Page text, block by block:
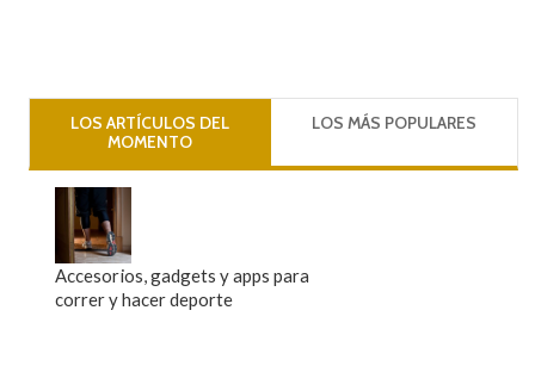
LOS ARTÍCULOS DEL
MOMENTO
LOS MÁS POPULARES
Accesorios, gadgets y apps para
correr y hacer deporte